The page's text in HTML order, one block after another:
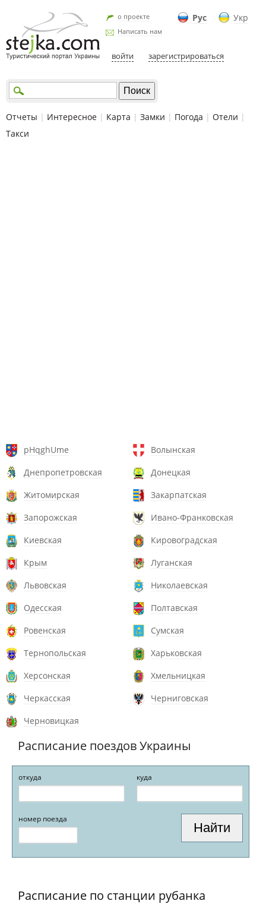
Рус Укр
о проекте
Написать нам
войти зарегистрироваться
Отчеты | Интересное | Карта | Замки | Погода | Отели |
Такси
pHqghUme
Волынская
Днепропетровская
Донецкая
Житомирская
Закарпатская
Запорожская
Ивано-Франковская
Киевская
Кировоградская
Крым
Луганская
Львовская
Николаевская
Одесская
Полтавская
Ровенская
Сумская
Тернопольская
Харьковская
Херсонская
Хмельницкая
Черкасская
Черниговская
Черновицкая
Расписание поездов Украины
откуда куда
номер поезда
Расписание по станции рубанка